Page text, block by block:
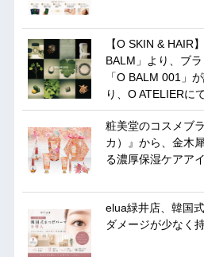
【O SKIN & HAIR
BALM」より、ブ
「O BALM 001」
り、O ATELIERに
粧美堂のコスメブ
カ）』から、金木
る濃厚保湿ケアア
elua緑井店、韓国
ダメージが少なく